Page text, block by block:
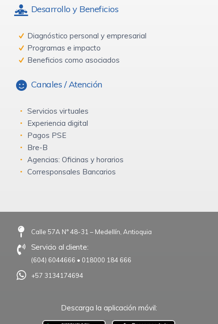
Desarrollo y Beneficios
Diagnóstico personal y empresarial
Programas e impacto
Beneficios como asociados
Canales / Atención
Servicios virtuales
Experiencia digital
Pagos PSE
Bre-B
Agencias: Oficinas y horarios
Corresponsales Bancarios
Calle 57A N° 48-31 – Medellín, Antioquia
Servicio al cliente:
(604) 6044666 • 018000 184 666
+57 3134174694
Descarga la aplicación móvil: